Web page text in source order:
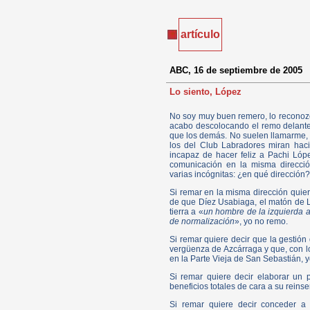
artículo
ABC, 16 de septiembre de 2005
Lo siento, López
No soy muy buen remero, lo
acabo descolocando el remo
que los demás. No suelen
los del Club Labradores miran
incapaz de hacer feliz a Pachi
comunicación en la misma
varias incógnitas: ¿en qué
Si remar en la misma dirección
de que Díez Usabiaga, el matón de
tierra a «un hombre de la izquierda
de normalización», yo no remo.
Si remar quiere decir que la
vergüenza de Azcárraga y que, con
en la Parte Vieja de San Sebastián,
Si remar quiere decir elaborar un
beneficios totales de cara a su
Si remar quiere decir conceder